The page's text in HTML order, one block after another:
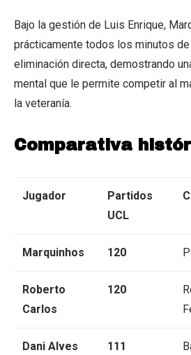
Bajo la gestión de Luis Enrique,
prácticamente todos los minutos
eliminación directa, demostrando
mental que le permite competir al
la veteranía.
Comparativa
Jugador
Partidos
UCL
Marquinhos 120
Roberto
Carlos
120
Dani Alves 111